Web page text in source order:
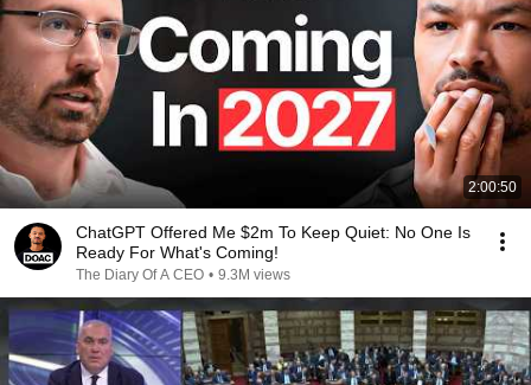
2:00:50
ChatGPT Offered Me $2m To Keep Quiet: No One Is
Ready For What's Coming!
The Diary Of A CEO • 9.3M views